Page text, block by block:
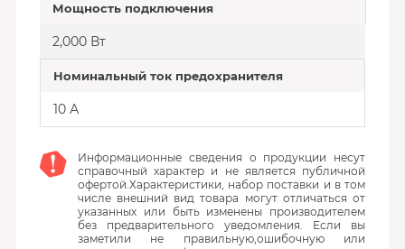
Мощность подключения
2,000 Вт
Номинальный ток предохранителя
10 А
Информационные сведения о продукции несут
справочный характер и не является публичной
офертой.Характеристики, набор поставки и в том
числе внешний вид товара могут отличаться от
указанных или быть изменены производителем
без предварительного уведомления. Если вы
заметили не правильную,ошибочную или